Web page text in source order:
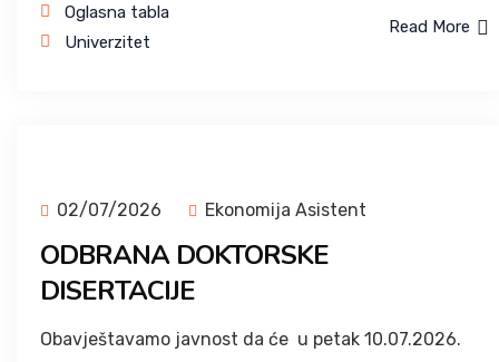
Oglasna tabla
Univerzitet
Read More
02/07/2026 Ekonomija Asistent
ODBRANA DOKTORSKE
DISERTACIJE
Obavještavamo javnost da će u petak 10.07.2026.